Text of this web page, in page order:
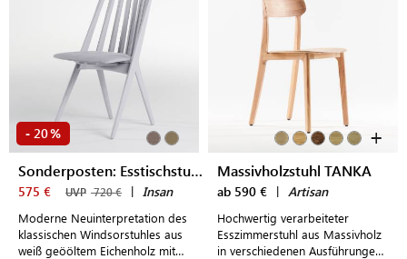
- 20%
Sonderposten: Esstischstuhl KORONA
575 € UVP 720 € | Insan
Moderne Neuinterpretation des
klassischen Windsorstuhles aus
weiß geööltem Eichenholz mit
+
Massivholzstuhl TANKA
ab 590 € | Artisan
Hochwertig verarbeiteter
Esszimmerstuhl aus Massivholz
in verschiedenen Ausführungen